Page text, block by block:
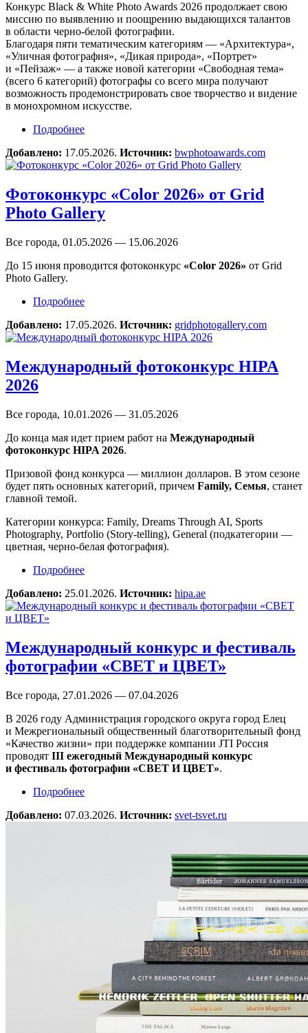
Конкурс Black & White Photo Awards 2026 продолжает свою
миссию по выявлению и поощрению выдающихся талантов
в области черно-белой фотографии.
Благодаря пяти тематическим категориям — «Архитектура»,
«Уличная фотография», «Дикая природа», «Портрет»
и «Пейзаж» — а также новой категории «Свободная тема»
(всего 6 категорий) фотографы со всего мира получают
возможность продемонстрировать свое творчество и видение
в монохромном искусстве.
Подробнее
Добавлено: 17.05.2026. Источник: bwphotoawards.com
Фотоконкурс «Color 2026» от Grid
Photo Gallery
Все города, 01.05.2026 — 15.06.2026
До 15 июня проводится фотоконкурс «Color 2026» от Grid
Photo Gallery.
Подробнее
Добавлено: 17.05.2026. Источник: gridphotogallery.com
Международный фотоконкурс HIPA
2026
Все города, 10.01.2026 — 31.05.2026
До конца мая идет прием работ на Международный
фотоконкурс HIPA 2026.
Призовой фонд конкурса — миллион долларов. В этом сезоне
будет пять основных категорий, причем Family, Семья, станет
главной темой.
Категории конкурса: Family, Dreams Through AI, Sports
Photography, Portfolio (Story-telling), General (подкатегории —
цветная, черно-белая фотография).
Подробнее
Добавлено: 25.01.2026. Источник: hipa.ae
Международный конкурс и фестиваль
фотографии «СВЕТ и ЦВЕТ»
Все города, 27.01.2026 — 07.04.2026
В 2026 году Администрация городского округа город Елец
и Межрегиональный общественный благотворительный фонд
«Качество жизни» при поддержке компании JTI Россия
проводят III ежегодный Международный конкурс
и фестиваль фотографии «СВЕТ И ЦВЕТ».
Подробнее
Добавлено: 07.03.2026. Источник: svet-tsvet.ru